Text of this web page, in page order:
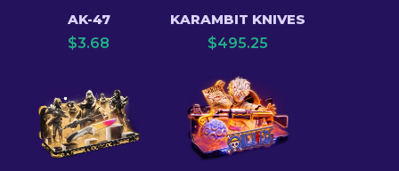
AK-47
$3.68
KARAMBIT KNIVES
$495.25